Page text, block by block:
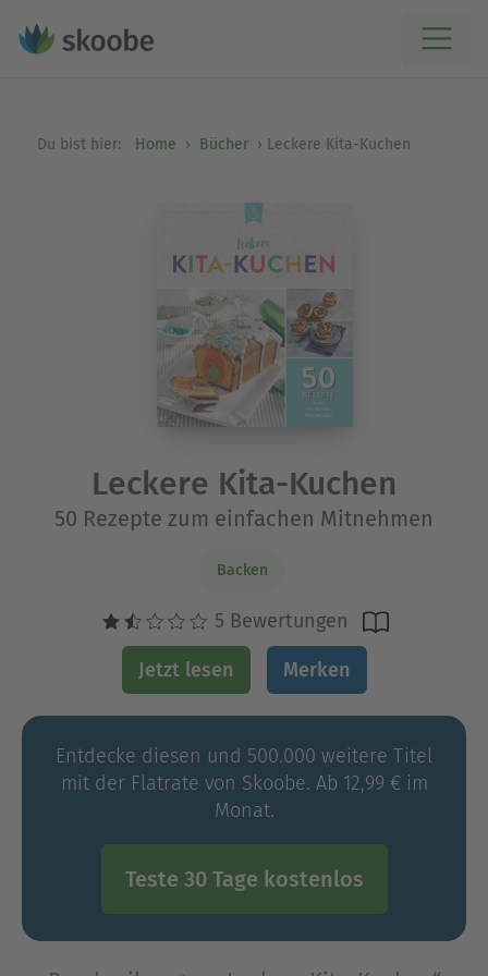
Du bist hier: Home Bücher Leckere Kita-Kuchen
Leckere Kita-Kuchen
50 Rezepte zum einfachen Mitnehmen
Backen
5 Bewertungen
Jetzt lesen Merken
Entdecke diesen und 500.000 weitere Titel
mit der Flatrate von Skoobe. Ab 12,99 € im
Monat.
Teste 30 Tage kostenlos